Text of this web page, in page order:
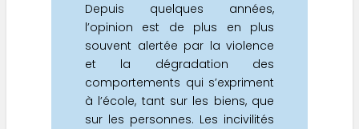
Depuis quelques années,
l’opinion est de plus en plus
souvent alertée par la violence
et la dégradation des
comportements qui s’expriment
à l’école, tant sur les biens, que
sur les personnes. Les incivilités